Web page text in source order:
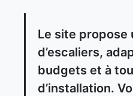
Le site propose
d’escaliers,
budgets et à
d’installation.